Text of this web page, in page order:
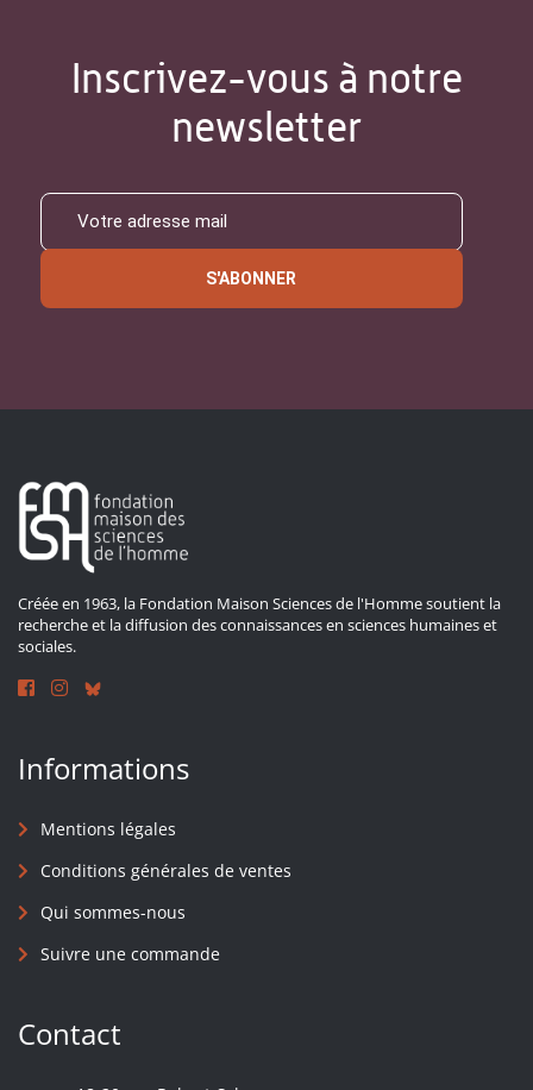
Inscrivez-vous à notre
newsletter
S'ABONNER
Créée en 1963, la Fondation Maison Sciences de l'Homme soutient la
recherche et la diffusion des connaissances en sciences humaines et
sociales.
Informations
Mentions légales
Conditions générales de ventes
Qui sommes-nous
Suivre une commande
Contact